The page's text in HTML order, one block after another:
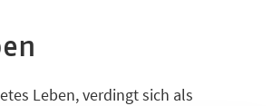
Leben, verdingt sich als